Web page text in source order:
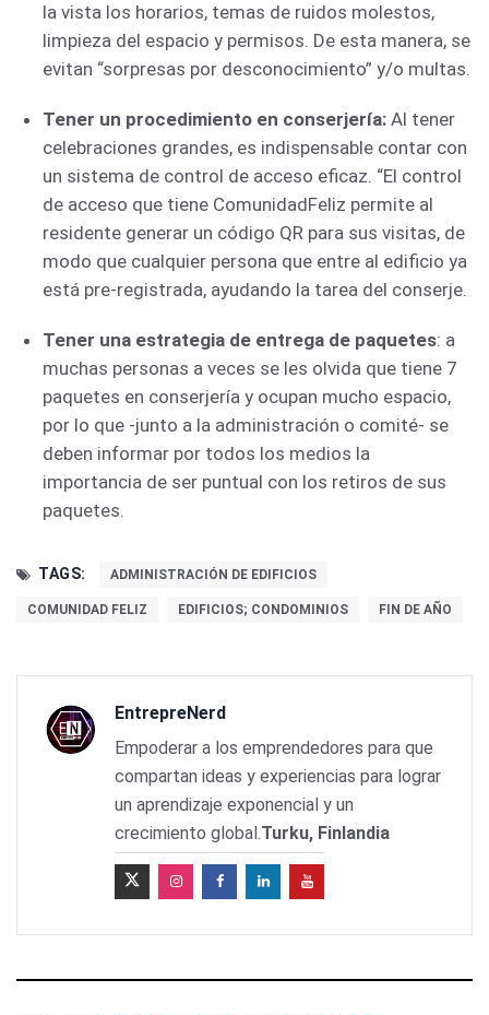
la vista los horarios, temas de ruidos molestos,
limpieza del espacio y permisos. De esta manera, se
evitan “sorpresas por desconocimiento” y/o multas.
Tener un procedimiento en conserjería: Al tener
celebraciones grandes, es indispensable contar con
un sistema de control de acceso eficaz. “El control
de acceso que tiene ComunidadFeliz permite al
residente generar un código QR para sus visitas, de
modo que cualquier persona que entre al edificio ya
está pre-registrada, ayudando la tarea del conserje.
Tener una estrategia de entrega de paquetes: a
muchas personas a veces se les olvida que tiene 7
paquetes en conserjería y ocupan mucho espacio,
por lo que -junto a la administración o comité- se
deben informar por todos los medios la
importancia de ser puntual con los retiros de sus
paquetes.
TAGS: ADMINISTRACIÓN DE EDIFICIOS
COMUNIDAD FELIZ EDIFICIOS; CONDOMINIOS FIN DE AÑO
EntrepreNerd
Empoderar a los emprendedores para que
compartan ideas y experiencias para lograr
un aprendizaje exponencial y un
crecimiento global.Turku, Finlandia